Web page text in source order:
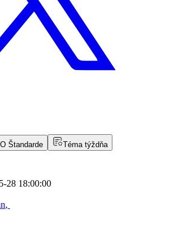
O Štandarde
Téma týždňa
28 18:00:00
,